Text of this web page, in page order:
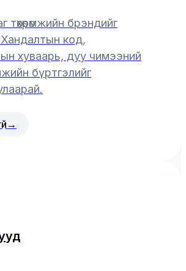
төхөөрөмжийн брэндийг
код,
хуваарь, дуу чимээний
бүртгэлийг
→